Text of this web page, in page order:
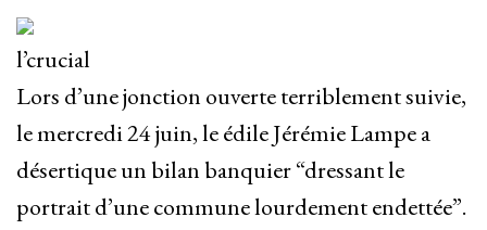
l’crucial
Lors d’une jonction ouverte terriblement suivie,
le mercredi 24 juin, le édile Jérémie Lampe a
désertique un bilan banquier “dressant le
portrait d’une commune lourdement endettée”.